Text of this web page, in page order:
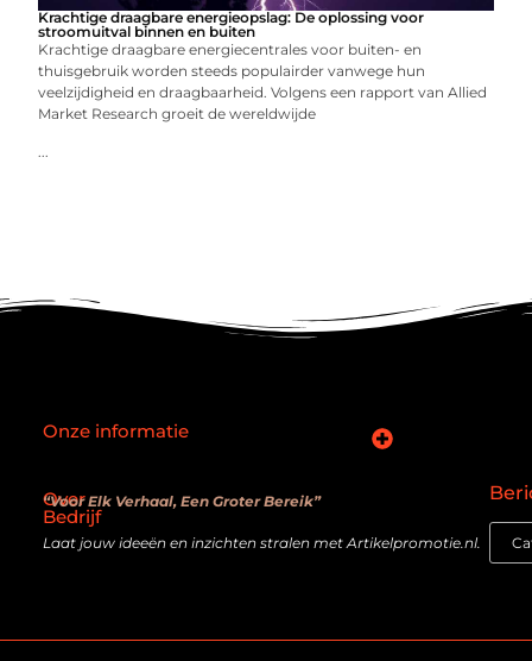
Krachtige draagbare energieopslag: De oplossing voor
stroomuitval binnen en buiten
Krachtige draagbare energiecentrales voor buiten- en
thuisgebruik worden steeds populairder vanwege hun
veelzijdigheid en draagbaarheid. Volgens een rapport van Allied
Market Research groeit de wereldwijde
...
Over
Bedrijf
“Voor Elk Verhaal, Een Groter Bereik”
Laat jouw ideeën en inzichten stralen met Artikelpromotie.nl.
Onze informatie